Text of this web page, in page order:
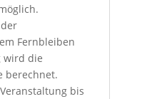
Fernbleiben
wird die
berechnet.
bis